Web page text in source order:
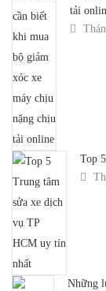
tải
Top
Những